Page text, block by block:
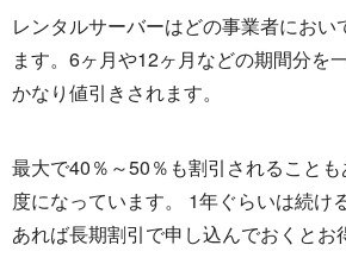
レンタルサーバーはどの事業者におい
ます。6ヶ月や12ヶ月などの期間分を
かなり値引きされます。
最大で40％～50％も割引されること
度になっています。 1年ぐらいは続け
あれば長期割引で申し込んでおくとお